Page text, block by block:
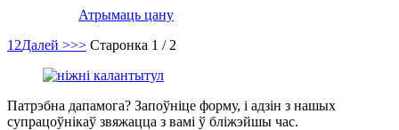
Атрымаць цану
1 2Далей >>> Старонка 1 / 2
Патрэбна дапамога? Запоўніце форму, і адзін з нашых
супрацоўнікаў звяжацца з вамі ў бліжэйшы час.